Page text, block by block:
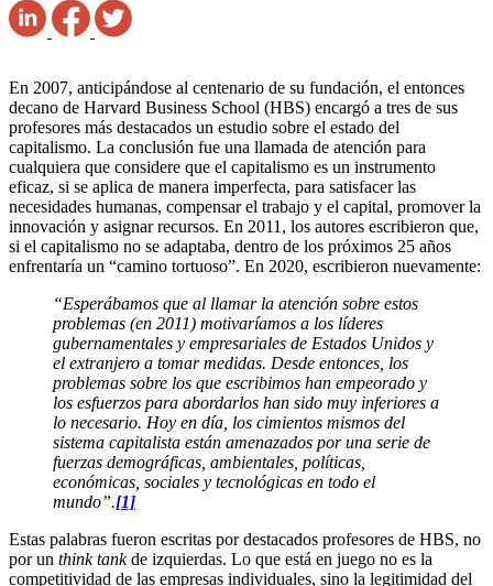
En 2007, anticipándose al centenario de su fundación, el entonces
decano de Harvard Business School (HBS) encargó a tres de sus
profesores más destacados un estudio sobre el estado del
capitalismo. La conclusión fue una llamada de atención para
cualquiera que considere que el capitalismo es un instrumento
eficaz, si se aplica de manera imperfecta, para satisfacer las
necesidades humanas, compensar el trabajo y el capital, promover la
innovación y asignar recursos. En 2011, los autores escribieron que,
si el capitalismo no se adaptaba, dentro de los próximos 25 años
enfrentaría un “camino tortuoso”. En 2020, escribieron nuevamente:
“Esperábamos que al llamar la atención sobre estos
problemas (en 2011) motivaríamos a los líderes
gubernamentales y empresariales de Estados Unidos y
el extranjero a tomar medidas. Desde entonces, los
problemas sobre los que escribimos han empeorado y
los esfuerzos para abordarlos han sido muy inferiores a
lo necesario. Hoy en día, los cimientos mismos del
sistema capitalista están amenazados por una serie de
fuerzas demográficas, ambientales, políticas,
económicas, sociales y tecnológicas en todo el
mundo”.[1]
Estas palabras fueron escritas por destacados profesores de HBS, no
por un think tankde izquierdas. Lo que está en juego no es la
competitividad de las empresas individuales, sino la legitimidad del